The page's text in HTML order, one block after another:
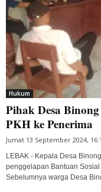
Hukum
Pihak Desa
PKH ke Penerima
Jumat 13 September 2024,
LEBAK - Kepala Desa
penggelapan Bantuan
Sebelumnya warga Desa